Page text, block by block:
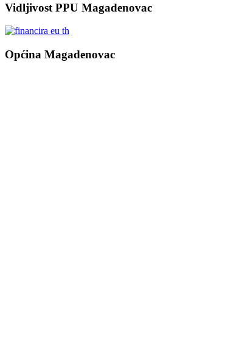
Vidljivost PPU Magadenovac
Općina Magadenovac